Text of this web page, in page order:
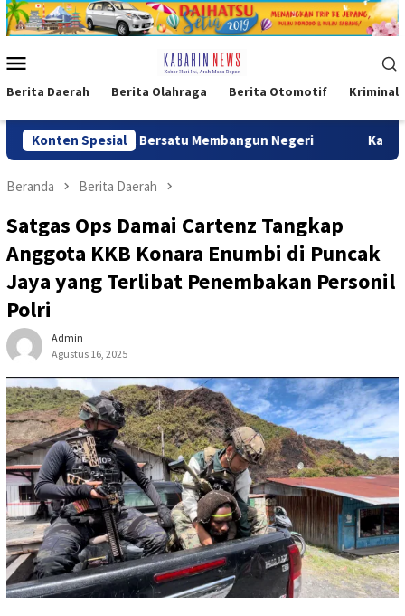
Loncat
ke
Mobile
Berita Daerah Berita Olahraga Berita Otomotif Kriminal
Konten Spesial
4, Rakyat Bersatu Membangun Negeri Kaops Damai
Beranda Berita Daerah
Satgas Ops Damai Cartenz Tangkap
Anggota KKB Konara Enumbi di Puncak
Jaya yang Terlibat Penembakan Personil
Polri
Admin
Agustus 16, 2025